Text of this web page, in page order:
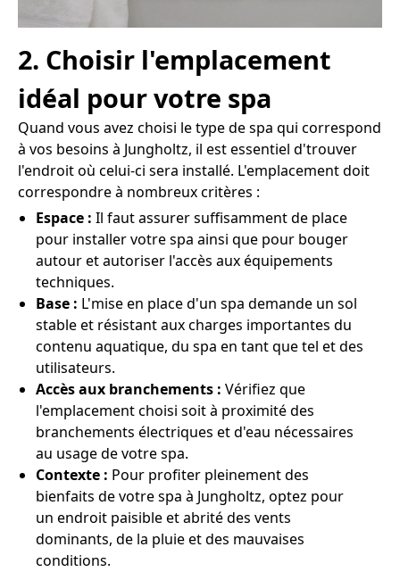
2. Choisir l'emplacement
idéal pour votre spa
Quand vous avez choisi le type de spa qui correspond
à vos besoins à Jungholtz, il est essentiel d'trouver
l'endroit où celui-ci sera installé. L'emplacement doit
correspondre à nombreux critères :
Espace : Il faut assurer suffisamment de place
pour installer votre spa ainsi que pour bouger
autour et autoriser l'accès aux équipements
techniques.
Base : L'mise en place d'un spa demande un sol
stable et résistant aux charges importantes du
contenu aquatique, du spa en tant que tel et des
utilisateurs.
Accès aux branchements : Vérifiez que
l'emplacement choisi soit à proximité des
branchements électriques et d'eau nécessaires
au usage de votre spa.
Contexte : Pour profiter pleinement des
bienfaits de votre spa à Jungholtz, optez pour
un endroit paisible et abrité des vents
dominants, de la pluie et des mauvaises
conditions.